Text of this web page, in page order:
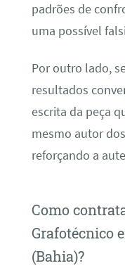
padrões de
uma possível
Por outro lado,
resultados
escrita da peça
mesmo autor
reforçando a
Como
Grafotécnico
(Bahia)?